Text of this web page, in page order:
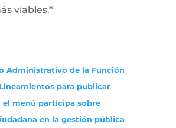
viables.*
Administrativo de la Función
para publicar
menú participa sobre
en la gestión pública